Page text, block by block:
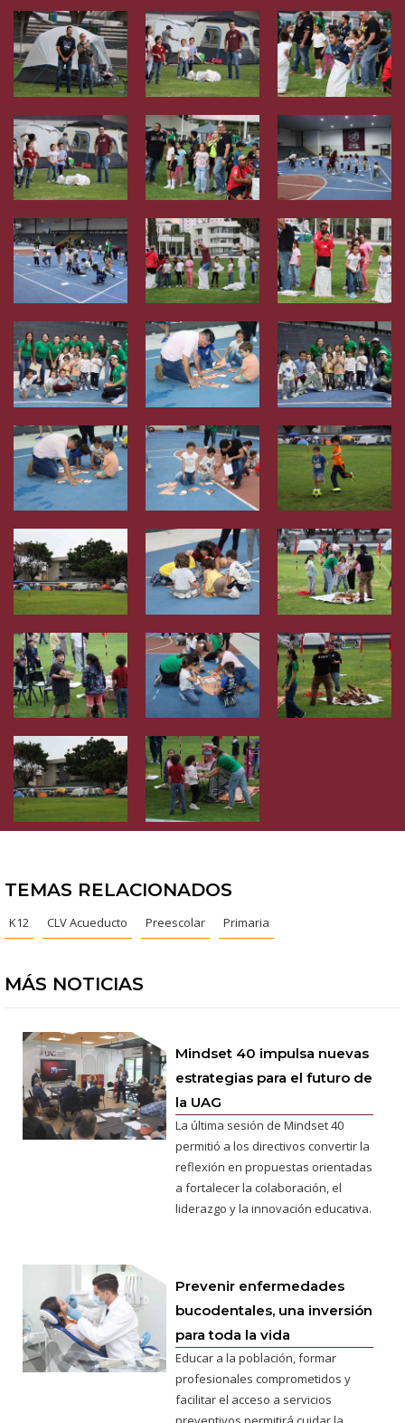
TEMAS RELACIONADOS
K12 CLV Acueducto Preescolar Primaria
MÁS NOTICIAS
Mindset 40 impulsa nuevas
estrategias para el futuro de
la UAG
La última sesión de Mindset 40
permitió a los directivos convertir la
reflexión en propuestas orientadas
a fortalecer la colaboración, el
liderazgo y la innovación educativa.
Prevenir enfermedades
bucodentales, una inversión
para toda la vida
Educar a la población, formar
profesionales comprometidos y
facilitar el acceso a servicios